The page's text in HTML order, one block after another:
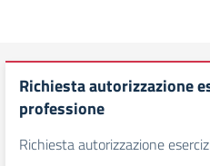
Richiesta autorizzazione
professione
Richiesta autorizzazione